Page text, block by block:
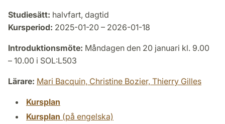
Studiesätt: halvfart, dagtid
Kursperiod: 2025-01-20 – 2026-01-18
Introduktionsmöte: Måndagen den 20 januari kl. 9.00
– 10.00 i SOL:L503
Lärare: Mari Bacquin, Christine Bozier, Thierry Gilles
Kursplan
Kursplan (på engelska)